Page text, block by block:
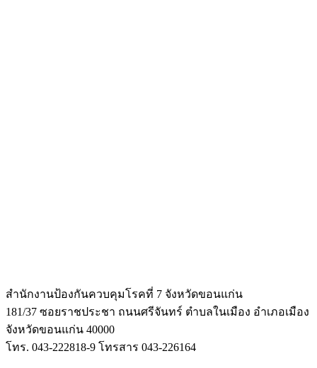
สำนักงานป้องกันควบคุมโรคที่ 7 จังหวัดขอนแก่น
181/37 ซอยราชประชา ถนนศรีจันทร์ ตำบลในเมือง อำเภอเมือง
จังหวัดขอนแก่น 40000
โทร. 043-222818-9 โทรสาร 043-226164